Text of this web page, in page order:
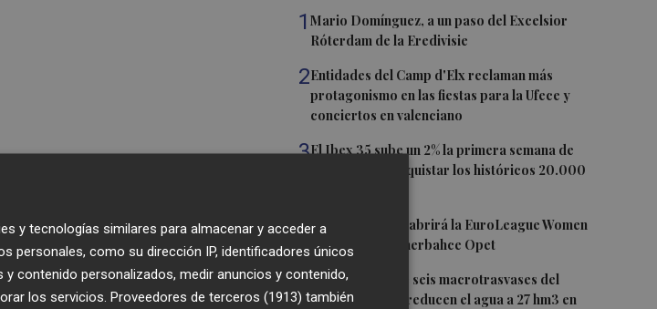
1Mario Domínguez, a un paso del Excelsior
Róterdam de la Eredivisie
2Entidades del Camp d'Elx reclaman más
protagonismo en las fiestas para la Ufece y
conciertos en valenciano
3El Ibex 35 sube un 2% la primera semana de
agosto tras conquistar los históricos 20.000
4Valencia Basket abrirá la EuroLeague Women
en casa ante Fenerbahce Opet
5Fin a la racha de seis macrotrasvases del
Tajo al Segura: reducen el agua a 27 hm3 en
y tecnologías similares para almacenar y acceder a
personales, como su dirección IP, identificadores únicos
contenido personalizados, medir anuncios y contenido,
los servicios. Proveedores de terceros (1913) también